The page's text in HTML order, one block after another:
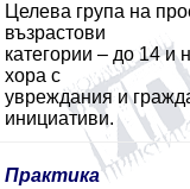
Целева група на
възрастови
категории – до 14 и
хора с
увреждания и
инициативи.
Практика